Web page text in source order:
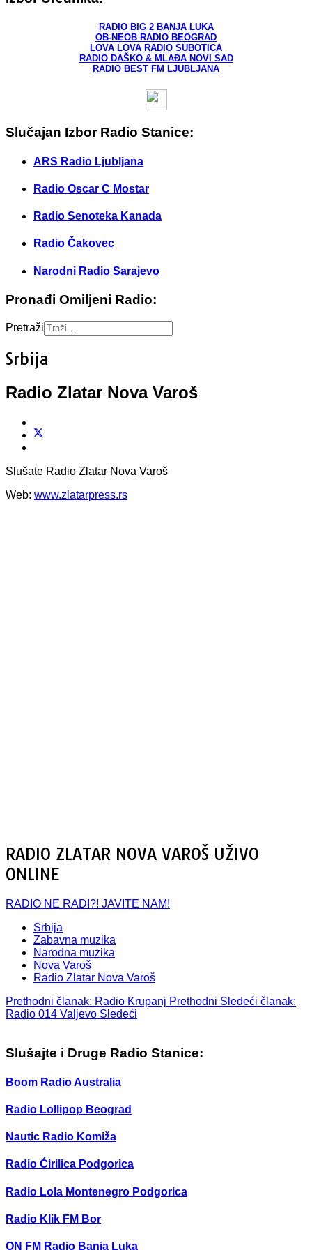
RADIO BIG 2 BANJA LUKA
OB-NEOB RADIO BEOGRAD
LOVA LOVA RADIO SUBOTICA
RADIO DAŠKO & MLAĐA NOVI SAD
RADIO BEST FM LJUBLJANA
Slučajan Izbor Radio Stanice:
ARS Radio Ljubljana
Radio Oscar C Mostar
Radio Senoteka Kanada
Radio Čakovec
Narodni Radio Sarajevo
Pronađi Omiljeni Radio:
Pretraži
Srbija
Radio Zlatar Nova Varoš
Slušate Radio Zlatar Nova Varoš
Web: www.zlatarpress.rs
RADIO ZLATAR NOVA VAROŠ UŽIVO
ONLINE
RADIO NE RADI?! JAVITE NAM!
Srbija
Zabavna muzika
Narodna muzika
Nova Varoš
Radio Zlatar Nova Varoš
Prethodni članak: Radio Krupanj Prethodni Sledeći članak:
Radio 014 Valjevo Sledeći
Slušajte i Druge Radio Stanice:
Boom Radio Australia
Radio Lollipop Beograd
Nautic Radio Komiža
Radio Ćirilica Podgorica
Radio Lola Montenegro Podgorica
Radio Klik FM Bor
ON FM Radio Banja Luka